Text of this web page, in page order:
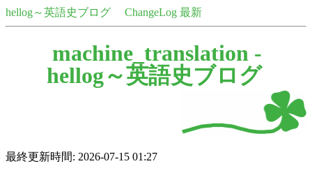
hellog～英語史ブログ ChangeLog 最新
machine_translation -
hellog～英語史ブログ
最終更新時間: 2026-07-15 01:27